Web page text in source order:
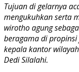
Tujuan di gelarnya
mengukuhkan serta
wirotho agung
beragama di
kepala kantor
Dedi Silalahi.